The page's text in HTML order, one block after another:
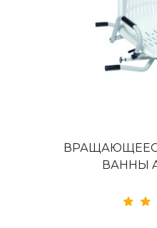
ВАННЫ